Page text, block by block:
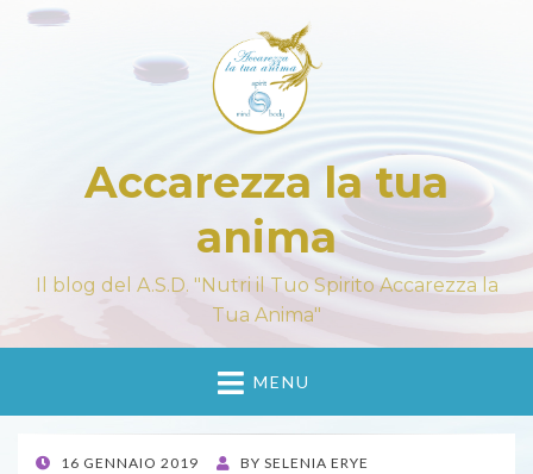
Accarezza la tua
anima
Il blog del A.S.D. "Nutri il Tuo Spirito Accarezza la
Tua Anima"
MENU
POSTED16 GENNAIO 2019 BY SELENIA ERYE